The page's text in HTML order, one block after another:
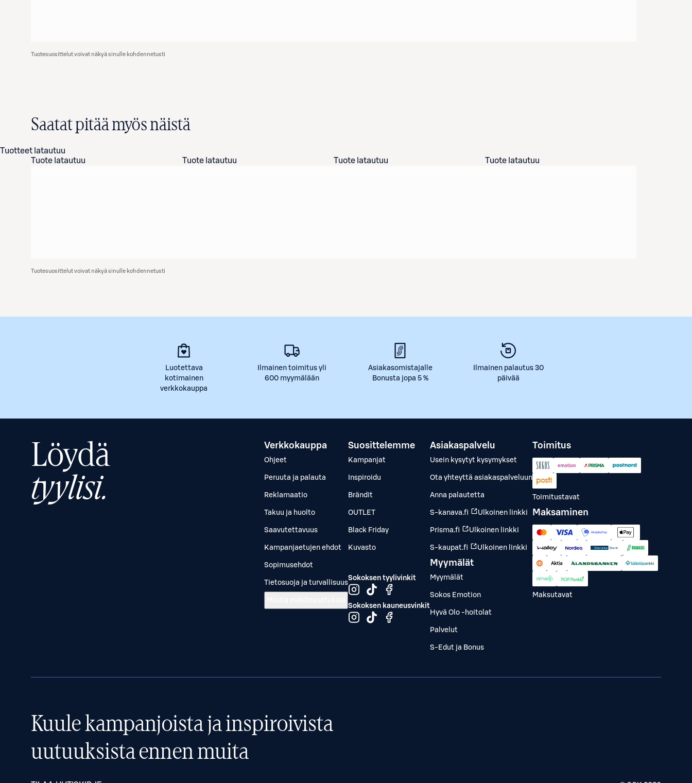
Tuotesuosittelut voivat näkyä sinulle kohdennetusti
Saatat pitää myös näistä
Tuotteet latautuu
Tuote latautuu
Tuote latautuu Tuote latautuu Tuote latautuu
Tuotesuosittelut voivat näkyä sinulle kohdennetusti
Luotettava
kotimainen
verkkokauppa
Ilmainen toimitus yli
600 myymälään
Asiakasomistajalle
Bonusta jopa 5 %
Ilmainen palautus 30
päivää
Löydä
tyylisi.
Verkkokauppa
Ohjeet
Peruuta ja palauta
Reklamaatio
Takuu ja huolto
Saavutettavuus
Kampanjaetujen ehdot
Sopimusehdot
Tietosuoja ja turvallisuus
Suosittelemme
Kampanjat
Inspiroidu
Brändit
OUTLET
Black Friday
Kuvasto
Sokoksen tyylivinkit
Sokoksen kauneusvinkit
Asiakaspalvelu
Usein kysytyt kysymykset
Ota yhteyttä asiakaspalveluun
Anna palautetta
S-kanava.fi Ulkoinen linkki
Prisma.fi Ulkoinen linkki
S-kaupat.fi Ulkoinen linkki
Myymälät
Myymälät
Sokos Emotion
Hyvä Olo -hoitolat
Palvelut
S-Edut ja Bonus
Toimitus
Toimitustavat
Maksaminen
Maksutavat
Kuule kampanjoista ja inspiroivista
uutuuksista ennen muita